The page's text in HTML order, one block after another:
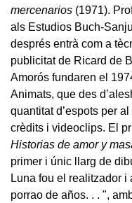
mercenarios (1971).
als Estudios Buch-
després entrà com a
publicitat de Ricard de
Amorós fundaren el
Animats, que des
quantitat d’espots per
crèdits i videoclips. El
Historias de amor y
primer i únic llarg de
Luna fou el realitzador i
porrao de años. . . ",